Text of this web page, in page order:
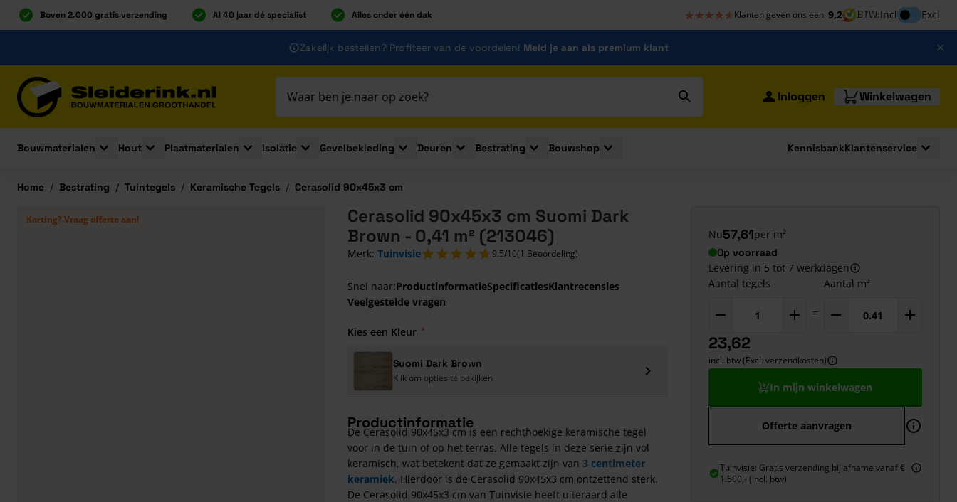
Boven 2.000 gratis verzending Al 40 jaar dé specialist Alles onder één dak ★★★★★
★★★★★ Klanten geven ons een 9,2 BTW:InclInclusief btw
Excl
Zakelijk bestellen? Profiteer van de voordelen! Meld je aan als premium klant
Inloggen Winkelwagen
Bouwmaterialen
Toggle submenu for Bouwmaterialen
Hout
Toggle submenu for Hout
Plaatmaterialen
Toggle submenu for Plaatmaterialen
Isolatie
Toggle submenu for Isolatie
Gevelbekleding
Toggle submenu for Gevelbekleding
Deuren
Toggle submenu for Deuren
Bestrating
Toggle submenu for Bestrating
Bouwshop
Toggle submenu for Bouwshop
KennisbankKlantenservice
Home / Bestrating / Tuintegels / Keramische Tegels / Cerasolid 90x45x3 cm
Korting? Vraag offerte aan!
Cerasolid 90x45x3 cm Suomi Dark
Brown - 0,41 m² (213046)
Merk: Tuinvisie 9.5/10(1 Beoordeling)
Snel naar:ProductinformatieSpecificatiesKlantrecensies
Veelgestelde vragen
Kies een Kleur
Suomi Dark Brown
Klik om opties te bekijken
Productinformatie
De Cerasolid 90x45x3 cm is een rechthoekige keramische tegel
voor in de tuin of op het terras. Alle tegels in deze serie zijn vol
keramisch, wat betekent dat ze gemaakt zijn van 3 centimeter
keramiek. Hierdoor is de Cerasolid 90x45x3 cm ontzettend sterk.
De Cerasolid 90x45x3 cm van Tuinvisie heeft uiteraard alle
Nu57,61per m²
Op voorraad
Levering in 5 tot 7 werkdagen
Aantal tegels
=
Aantal m²
23,62
incl. btw (Excl. verzendkosten)
In mijn winkelwagen
Offerte aanvragen
Tuinvisie: Gratis verzending bij afname vanaf €
1.500,- (incl. btw)